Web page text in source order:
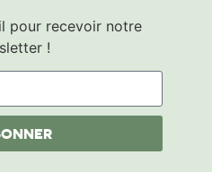
pour recevoir notre
!